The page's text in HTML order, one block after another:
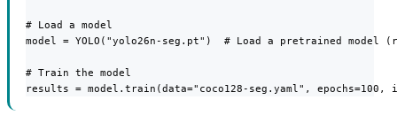
# Load a model
model = YOLO("yolo26n-seg.pt")  # Load a pretrained model
# Train the model
results = model.train(data="coco128-seg.yaml", epochs=100,